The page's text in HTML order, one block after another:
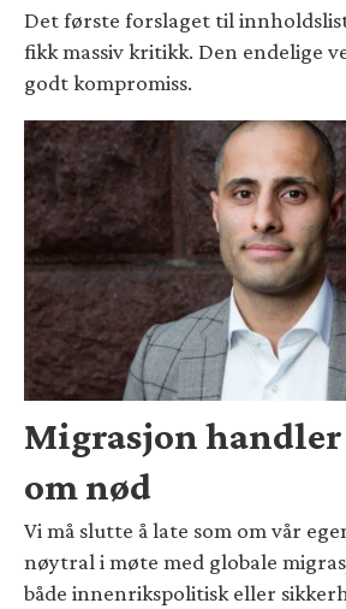
Det første forslaget til
fikk massiv kritikk. Den endelige
godt kompromiss.
Migrasjon
om nød
Vi må slutte å late som om vår
nøytral i møte med globale
både innenrikspolitisk eller